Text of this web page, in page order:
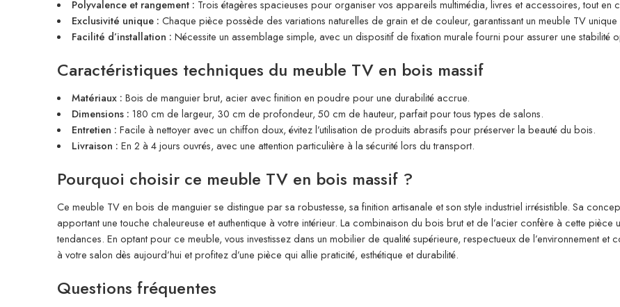
Polyvalence et rangement : Trois étagères spacieuses pour organiser vos appareils multimédia, livres et accessoires, tout en
Exclusivité unique : Chaque pièce possède des variations naturelles de grain et de couleur, garantissant un meuble TV unique
Facilité d’installation : Nécessite un assemblage simple, avec un dispositif de fixation murale fourni pour assurer une stabilité
Caractéristiques techniques du meuble TV en bois massif
Matériaux : Bois de manguier brut, acier avec finition en poudre pour une durabilité accrue.
Dimensions : 180 cm de largeur, 30 cm de profondeur, 50 cm de hauteur, parfait pour tous types de salons.
Entretien : Facile à nettoyer avec un chiffon doux, évitez l’utilisation de produits abrasifs pour préserver la beauté du bois.
Livraison : En 2 à 4 jours ouvrés, avec une attention particulière à la sécurité lors du transport.
Pourquoi choisir ce meuble TV en bois massif ?
Ce meuble TV en bois de manguier se distingue par sa robustesse, sa finition artisanale et son style industriel irrésistible. Sa
apportant une touche chaleureuse et authentique à votre intérieur. La combinaison du bois brut et de l’acier confère à cette pièce
tendances. En optant pour ce meuble, vous investissez dans un mobilier de qualité supérieure, respectueux de l’environnement
à votre salon dès aujourd’hui et profitez d’une pièce qui allie praticité, esthétique et durabilité.
Questions fréquentes